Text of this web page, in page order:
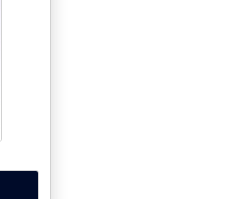
DEGLI OPERATORI'